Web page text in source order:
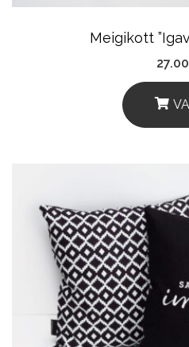
Meigikott
27.00